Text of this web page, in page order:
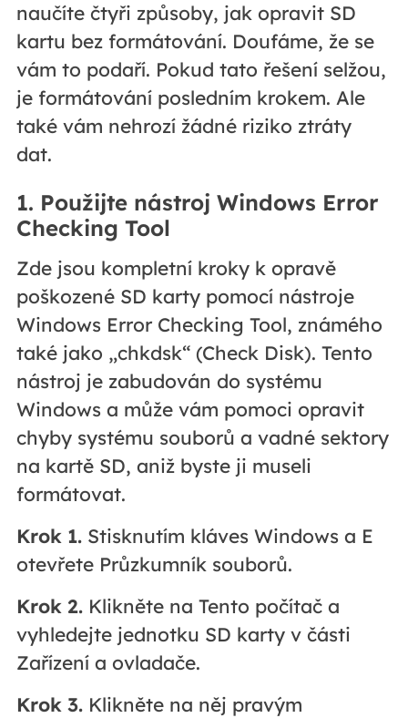
naučíte čtyři způsoby, jak opravit SD
kartu bez formátování. Doufáme, že se
vám to podaří. Pokud tato řešení selžou,
je formátování posledním krokem. Ale
také vám nehrozí žádné riziko ztráty
dat.
1. Použijte nástroj Windows Error
Checking Tool
Zde jsou kompletní kroky k opravě
poškozené SD karty pomocí nástroje
Windows Error Checking Tool, známého
také jako „chkdsk“ (Check Disk). Tento
nástroj je zabudován do systému
Windows a může vám pomoci opravit
chyby systému souborů a vadné sektory
na kartě SD, aniž byste ji museli
formátovat.
Krok 1.Stisknutím kláves Windows a E
otevřete Průzkumník souborů.
Krok 2.Klikněte na Tento počítač a
vyhledejte jednotku SD karty v části
Zařízení a ovladače.
Krok 3.Klikněte na něj pravým